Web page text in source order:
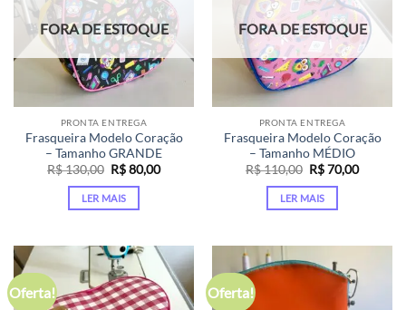
FORA DE ESTOQUE
PRONTA ENTREGA
Frasqueira Modelo Coração
– Tamanho GRANDE
R$130,00 O
preço
original
era:
R$80,00O
LER MAIS
FORA DE ESTOQUE
PRONTA ENTREGA
Frasqueira Modelo Coração
– Tamanho MÉDIO
R$110,00 O
preço
original
era:
R$70,00O
LER MAIS
Oferta! Oferta!